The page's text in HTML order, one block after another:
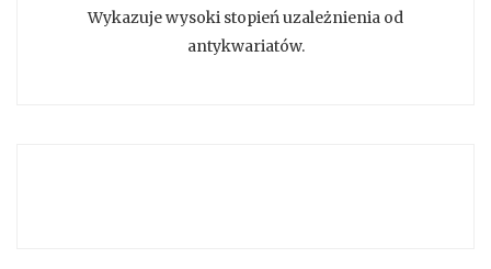
Wykazuje wysoki stopień uzależnienia od
antykwariatów.